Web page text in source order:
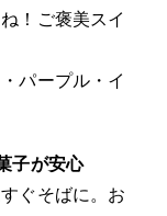
！ご褒美スイ
パープル・イ
子が安心
ぐそばに。お